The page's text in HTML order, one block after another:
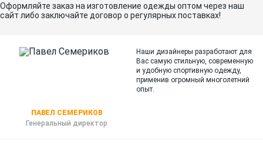
Оформляйте заказ на изготовление одежды оптом через наш
сайт либо заключайте договор о регулярных поставках!
ПАВЕЛ СЕМЕРИКОВ
Генеральный директор
Наши дизайнеры разработают для
Вас самую стильную, современную
и удобную спортивную одежду,
применив огромный многолетний
опыт.